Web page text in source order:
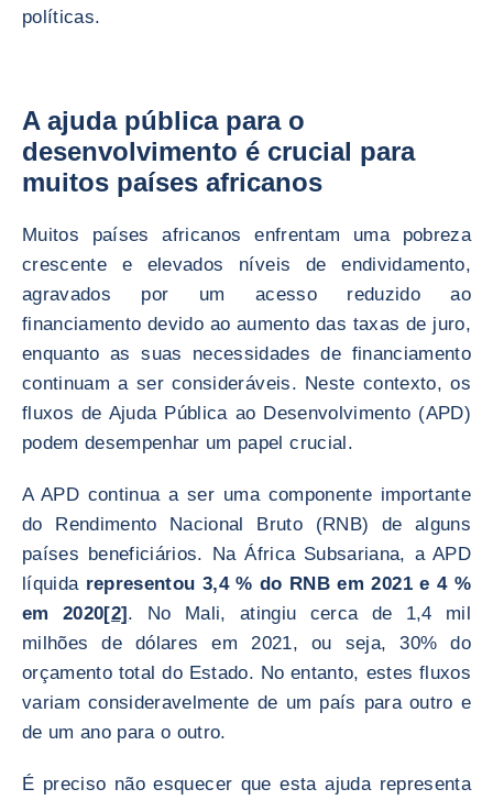
políticas.
A ajuda pública para o
desenvolvimento é crucial para
muitos países africanos
Muitos países africanos enfrentam uma pobreza
crescente e elevados níveis de endividamento,
agravados por um acesso reduzido ao
financiamento devido ao aumento das taxas de juro,
enquanto as suas necessidades de financiamento
continuam a ser consideráveis. Neste contexto, os
fluxos de Ajuda Pública ao Desenvolvimento (APD)
podem desempenhar um papel crucial.
A APD continua a ser uma componente importante
do Rendimento Nacional Bruto (RNB) de alguns
países beneficiários. Na África Subsariana, a APD
líquida representou 3,4 % do RNB em 2021 e 4 %
em 2020[2]. No Mali, atingiu cerca de 1,4 mil
milhões de dólares em 2021, ou seja, 30% do
orçamento total do Estado. No entanto, estes fluxos
variam consideravelmente de um país para outro e
de um ano para o outro.
É preciso não esquecer que esta ajuda representa